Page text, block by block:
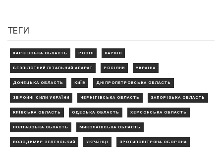
ТЕГИ
ХАРКІВСЬКА ОБЛАСТЬ РОСІЯ ХАРКІВ
БЕЗПІЛОТНИЙ ЛІТАЛЬНИЙ АПАРАТ РОСІЯНИ УКРАЇНА
ДОНЕЦЬКА ОБЛАСТЬ КИЇВ ДНІПРОПЕТРОВСЬКА ОБЛАСТЬ
ЗБРОЙНІ СИЛИ УКРАЇНИ ЧЕРНІГІВСЬКА ОБЛАСТЬ ЗАПОРІЗЬКА ОБЛАСТЬ
КИЇВСЬКА ОБЛАСТЬ ОДЕСЬКА ОБЛАСТЬ ХЕРСОНСЬКА ОБЛАСТЬ
ПОЛТАВСЬКА ОБЛАСТЬ МИКОЛАЇВСЬКА ОБЛАСТЬ
ВОЛОДИМИР ЗЕЛЕНСЬКИЙ УКРАЇНЦІ ПРОТИПОВІТРЯНА ОБОРОНА